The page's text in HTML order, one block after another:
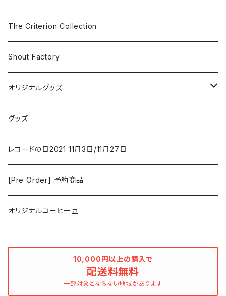
ドラマ/ロマンス
アクション/クライム
コメディ
ファンタジー/アドベンチャー
アニメーション
ゲーム
ミュージカル/音楽/ドキュメンタリー/コンピ
The Smiths
Iron and Wine
Hovvdy
Grouper
Bill Callahan
Phoebe Bridgers
Classical
Electronic & Ambient
New Order
Jazz
The Criterion Collection
Shout Factory
オリジナルグッズ
コーヒー
洋服
グッズ
レコードの日2021 11月3日/11月27日
[Pre Order] 予約商品
オリジナルコーヒー豆
10,000円以上の購入で
配送料無料
一部対象とならない地域があります